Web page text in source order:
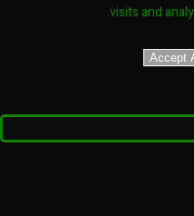
visits and
Accept